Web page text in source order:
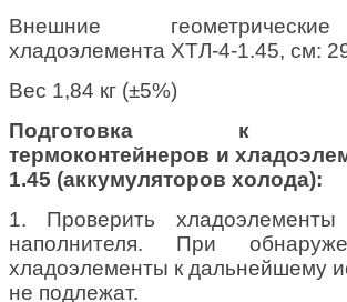
Внешние
хладоэлемента ХТЛ-4-1.45, см:
Вес 1,84 кг (±5%)
Подготовка к
термоконтейнеров и
1.45 (аккумуляторов холода):
1. Проверить хладоэлементы
наполнителя. При
хладоэлементы к дальнейшему
не подлежат.